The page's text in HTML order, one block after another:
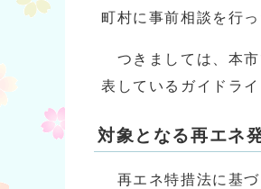
町村に事前相談を行
つきましては、本市
表しているガイドラ
対象となる再エネ
再エネ特措法に基づ